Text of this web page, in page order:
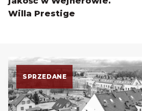
Willa Prestige
SPRZEDANE